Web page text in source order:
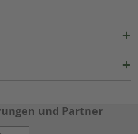
und Partner